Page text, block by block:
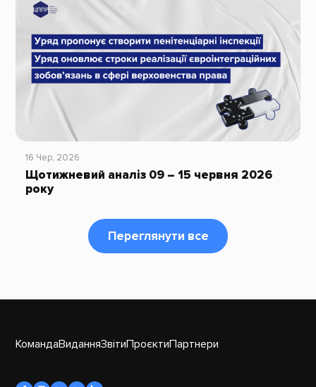
16 Чер, 2026
Щотижневий аналіз 09 – 15 червня 2026
року
Переглянути все
КомандаВиданняЗвітиПроєктиПартнери